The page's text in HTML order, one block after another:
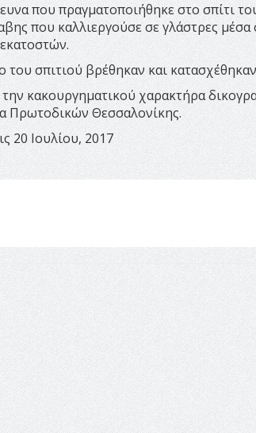
που πραγματοποιήθηκε στο σπίτι
που καλλιεργούσε σε γλάστρες
του σπιτιού βρέθηκαν και
κακουργηματικού χαρακτήρα
Πρωτοδικών Θεσσαλονίκης.
20 Ιουλίου, 2017